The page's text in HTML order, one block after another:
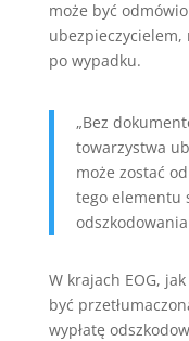
może być
ubezpieczycielem,
po wypadku.
„Bez
towarzystwa
może zostać
tego elementu
W krajach EOG,
być
wypłatę